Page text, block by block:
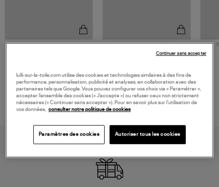
NOUVELLE COLLECTION
TORAL
lulli-sur-la-toile.com utilise des cookies et technologies similaires à des fins de
performance, personnalisation, publicité et analyses, en collaboration avec des
partenaires tels que Google. Vous pouvez configurer vos choix via « Paramétrer »,
accepter l’ensemble des cookies (« J’accepte ») ou refuser ceux non strictement
nécessaires (« Continuer sans accepter »). Pour en savoir plus sur l’utilisation de
vos données,
consulter notre politique de cookies
Paramètres des cookies Autoriser tous les cookies
Continuer sans accepter